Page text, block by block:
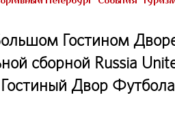
Гостином
сборной Russia
Двор